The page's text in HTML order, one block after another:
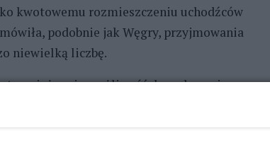
kwotowemu rozmieszczeniu uchodźców
podobnie jak Węgry, przyjmowania
niewielką liczbę.
te wciąż mają możliwość do wykazania
którzy kwalifikują się do